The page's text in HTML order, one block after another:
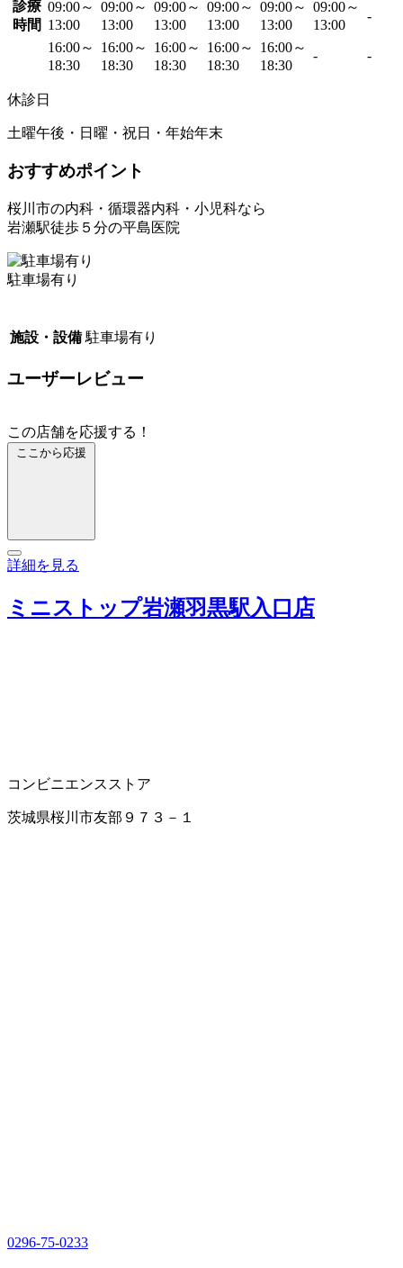
診療
時間
09:00～
13:00
09:00～
13:00
09:00～
13:00
09:00～
13:00
09:00～
13:00
09:00～
13:00
-
16:00～
18:30
16:00～
18:30
16:00～
18:30
16:00～
18:30
16:00～
18:30
- -
休診日
土曜午後・日曜・祝日・年始年末
おすすめポイント
桜川市の内科・循環器内科・小児科なら
岩瀬駅徒歩５分の平島医院
駐車場有り
施設・設備 駐車場有り
ユーザーレビュー
この店舗を応援する！
ここから応援
詳細を見る
ミニストップ岩瀬羽黒駅入口店
コンビニエンスストア
茨城県桜川市友部９７３－１
0296-75-0233